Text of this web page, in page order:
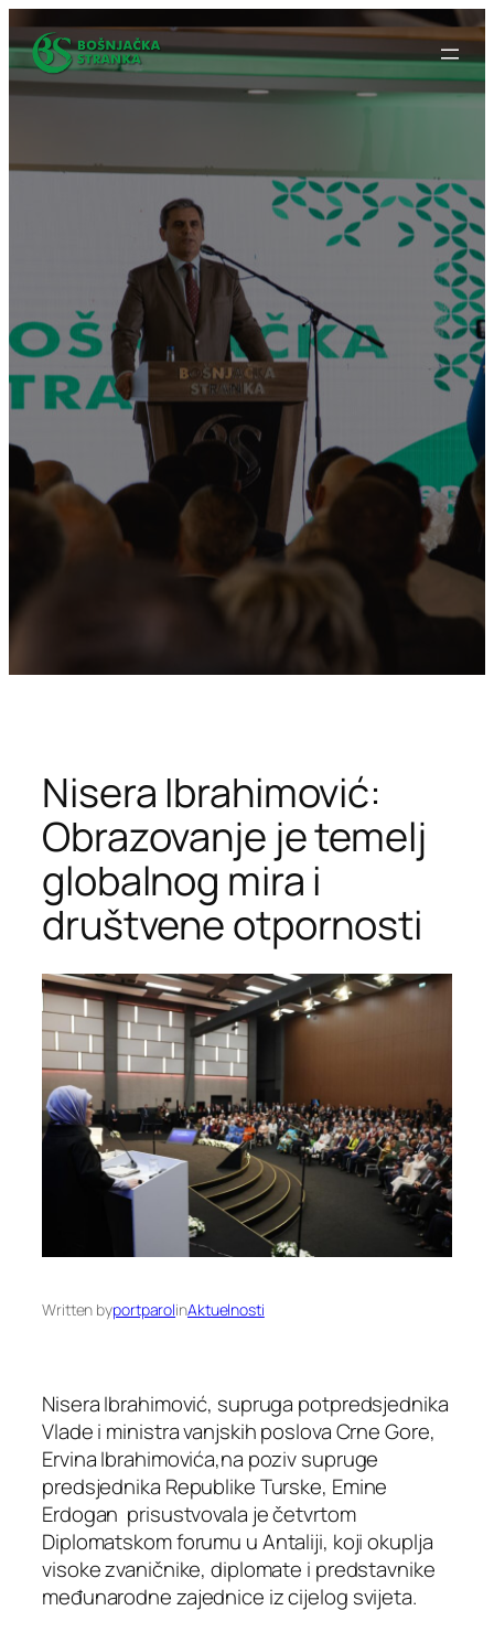
Idi
na
sadržaj
Nisera Ibrahimović:
Obrazovanje je temelj
globalnog mira i
društvene otpornosti
Written byportparolinAktuelnosti
Nisera Ibrahimović, supruga potpredsjednika
Vlade i ministra vanjskih poslova Crne Gore,
Ervina Ibrahimovića,na poziv supruge
predsjednika Republike Turske, Emine
Erdogan prisustvovala je četvrtom
Diplomatskom forumu u Antaliji, koji okuplja
visoke zvaničnike, diplomate i predstavnike
međunarodne zajednice iz cijelog svijeta.